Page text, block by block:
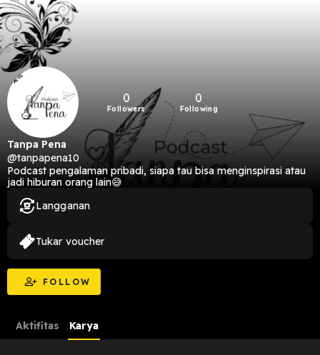
0
Followers
0
Following
Tanpa Pena
@tanpapena10
Podcast pengalaman pribadi, siapa tau bisa menginspirasi atau
jadi hiburan orang lain😅
FOLLOW
Langganan
Tukar voucher
Aktifitas Karya